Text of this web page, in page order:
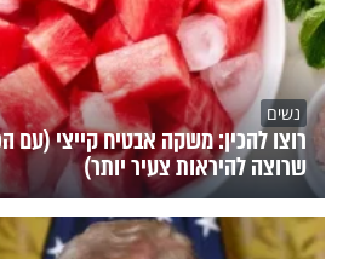
נשים
רוצו להכין: משקה אבטיח קייצי (עם
שרוצה להיראות צעיר יותר)